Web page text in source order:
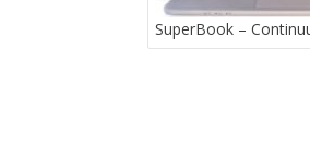
SuperBook –